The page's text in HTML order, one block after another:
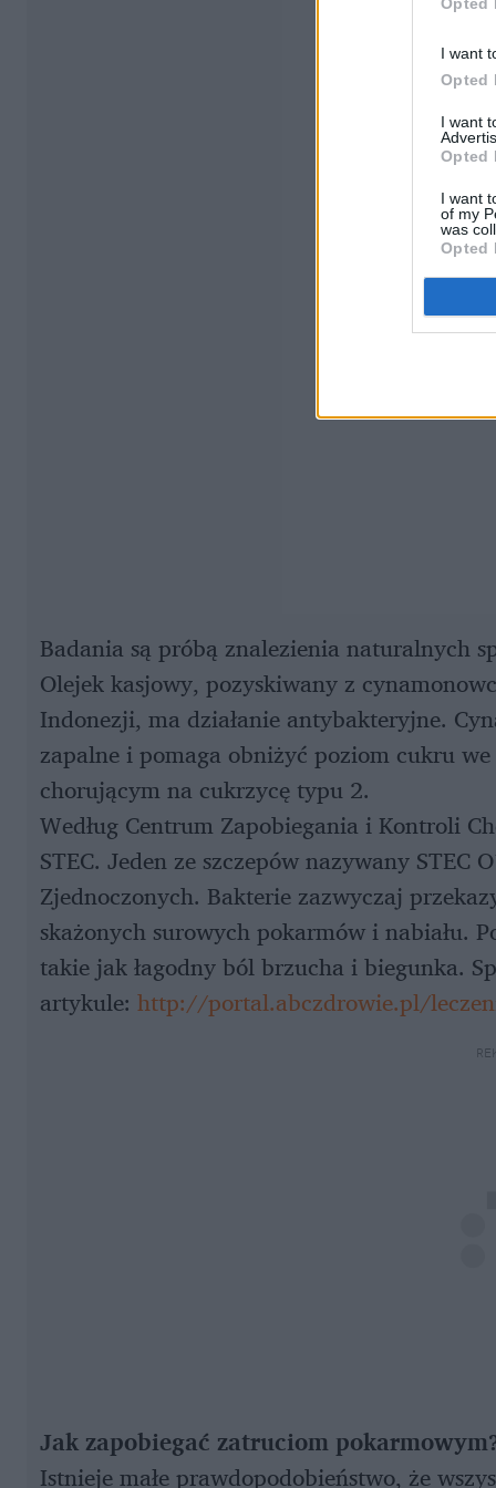
I want
Opted
I want
Opted
I want
of my
was
Opted
Badania są próbą znalezienia naturalnych
Olejek kasjowy, pozyskiwany z
Indonezji, ma działanie antybakteryjne.
zapalne i pomaga obniżyć poziom cukru
chorującym na cukrzycę typu 2.
Według Centrum Zapobiegania i Kontroli
STEC. Jeden ze szczepów nazywany
Zjednoczonych. Bakterie zazwyczaj
skażonych surowych pokarmów i nabiału.
takie jak łagodny ból brzucha i biegunka.
artykule: http://portal.abczdrowie.pl/
Jak zapobiegać zatruciom
Istnieje małe prawdopodobieństwo, że